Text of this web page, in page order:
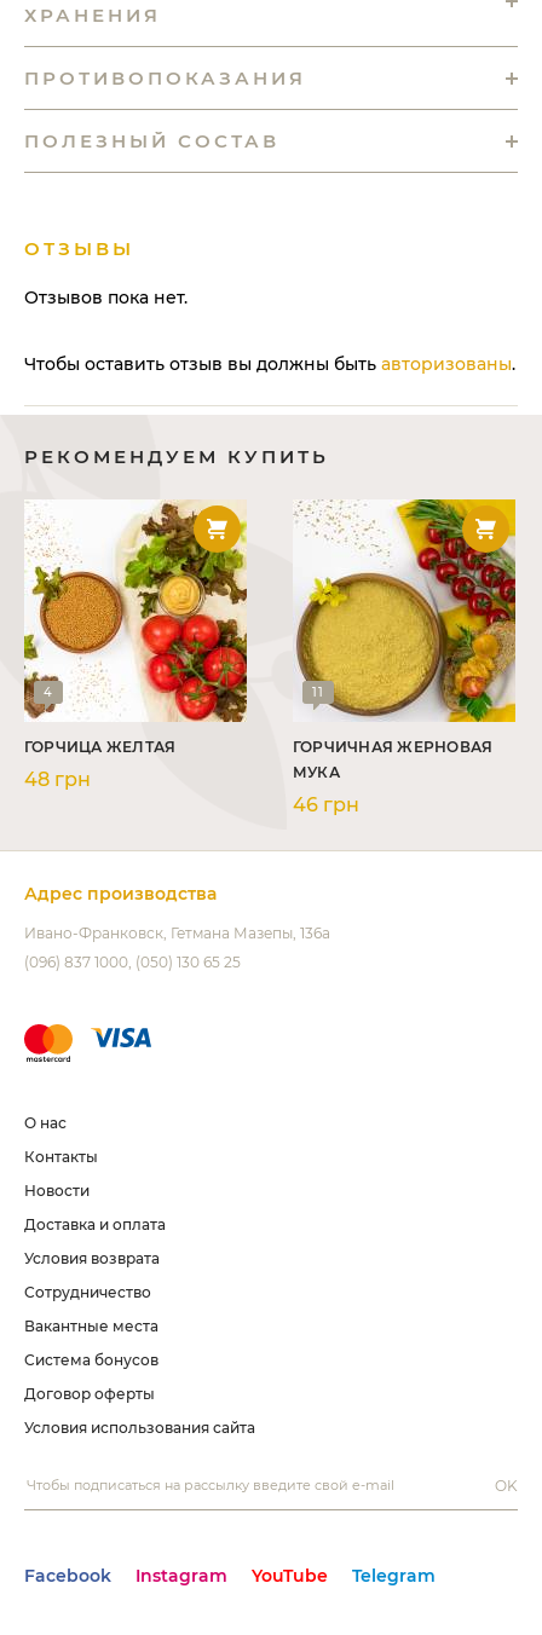
ХРАНЕНИЯ
ПРОТИВОПОКАЗАНИЯ
ПОЛЕЗНЫЙ СОСТАВ
ОТЗЫВЫ
Отзывов пока нет.
Чтобы оставить отзыв вы должны быть авторизованы.
РЕКОМЕНДУЕМ КУПИТЬ
4
ГОРЧИЦА ЖЕЛТАЯ
48 грн
11
ГОРЧИЧНАЯ ЖЕРНОВАЯ
МУКА
46 грн
Адрес производства
Ивано-Франковск Гетмана Мазепы, 136а
(096) 837 1000 (050) 130 65 25
О нас
Контакты
Новости
Доставка и оплата
Условия возврата
Сотрудничество
Вакантные места
Система бонусов
Договор оферты
Условия использования сайта
OK
Facebook Instagram YouTube Telegram